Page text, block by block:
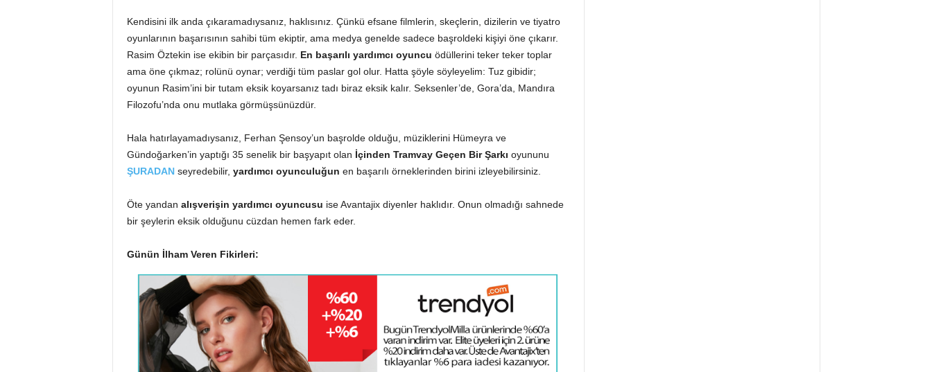
Kendisini ilk anda çıkaramadıysanız, haklısınız. Çünkü efsane filmlerin, skeçlerin, dizilerin ve tiyatro
oyunlarının başarısının sahibi tüm ekiptir, ama medya genelde sadece başroldeki kişiyi öne çıkarır.
Rasim Öztekin ise ekibin bir parçasıdır. En başarılı yardımcı oyuncu ödüllerini teker teker toplar
ama öne çıkmaz; rolünü oynar; verdiği tüm paslar gol olur. Hatta şöyle söyleyelim: Tuz gibidir;
oyunun Rasim’ini bir tutam eksik koyarsanız tadı biraz eksik kalır. Seksenler’de, Gora’da, Mandıra
Filozofu’nda onu mutlaka görmüşsünüzdür.
Hala hatırlayamadıysanız, Ferhan Şensoy’un başrolde olduğu, müziklerini Hümeyra ve
Gündoğarken’in yaptığı 35 senelik bir başyapıt olan İçinden Tramvay Geçen Bir Şarkı oyununu
ŞURADANseyredebilir, yardımcı oyunculuğun en başarılı örneklerinden birini izleyebilirsiniz.
Öte yandan alışverişin yardımcı oyuncusu ise Avantajix diyenler haklıdır. Onun olmadığı sahnede
bir şeylerin eksik olduğunu cüzdan hemen fark eder.
Günün İlham Veren Fikirleri: